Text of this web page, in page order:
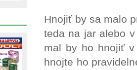
Hnojiť by sa malo
teda na jar alebo
mal by ho hnojiť
hnojte ho